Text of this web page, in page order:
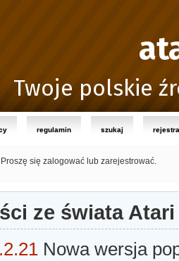
Twoje polskie
regulamin szukaj
Proszę się zalogować lub zarejestrować.
ze świata Atari
Nowa wersja